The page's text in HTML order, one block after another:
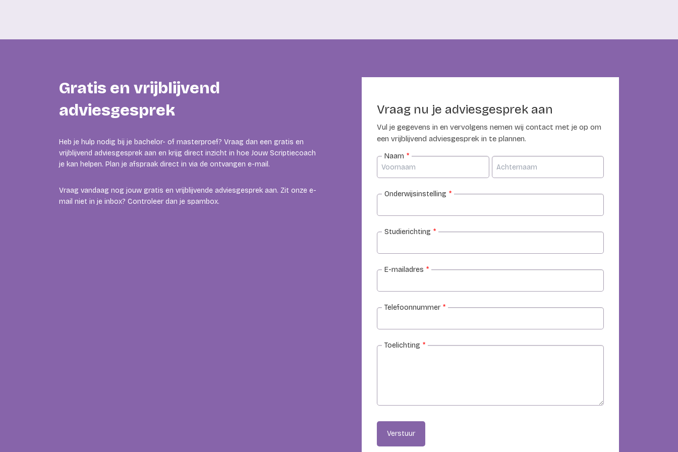
Gratis en vrijblijvend
adviesgesprek
Heb je hulp nodig bij je bachelor- of masterproef? Vraag dan een gratis en
vrijblijvend adviesgesprek aan en krijg direct inzicht in hoe Jouw Scriptiecoach
je kan helpen. Plan je afspraak direct in via de ontvangen e-mail.
Vraag vandaag nog jouw gratis en vrijblijvende adviesgesprek aan. Zit onze e-
mail niet in je inbox? Controleer dan je spambox.
Vraag nu je adviesgesprek aan
Vul je gegevens in en vervolgens nemen wij contact met je op om
een vrijblijvend adviesgesprek in te plannen.
Naam *
Onderwijsinstelling *
Studierichting *
E-mailadres *
Telefoonnummer *
Toelichting *
Verstuur